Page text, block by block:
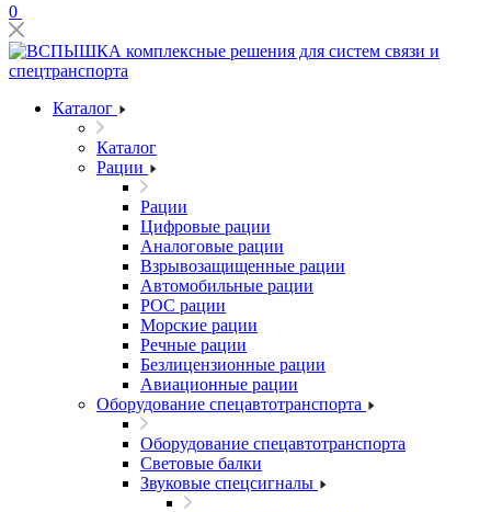
0
Каталог
Каталог
Рации
Рации
Цифровые рации
Аналоговые рации
Взрывозащищенные рации
Автомобильные рации
POC рации
Морские рации
Речные рации
Безлицензионные рации
Авиационные рации
Оборудование спецавтотранспорта
Оборудование спецавтотранспорта
Световые балки
Звуковые спецсигналы